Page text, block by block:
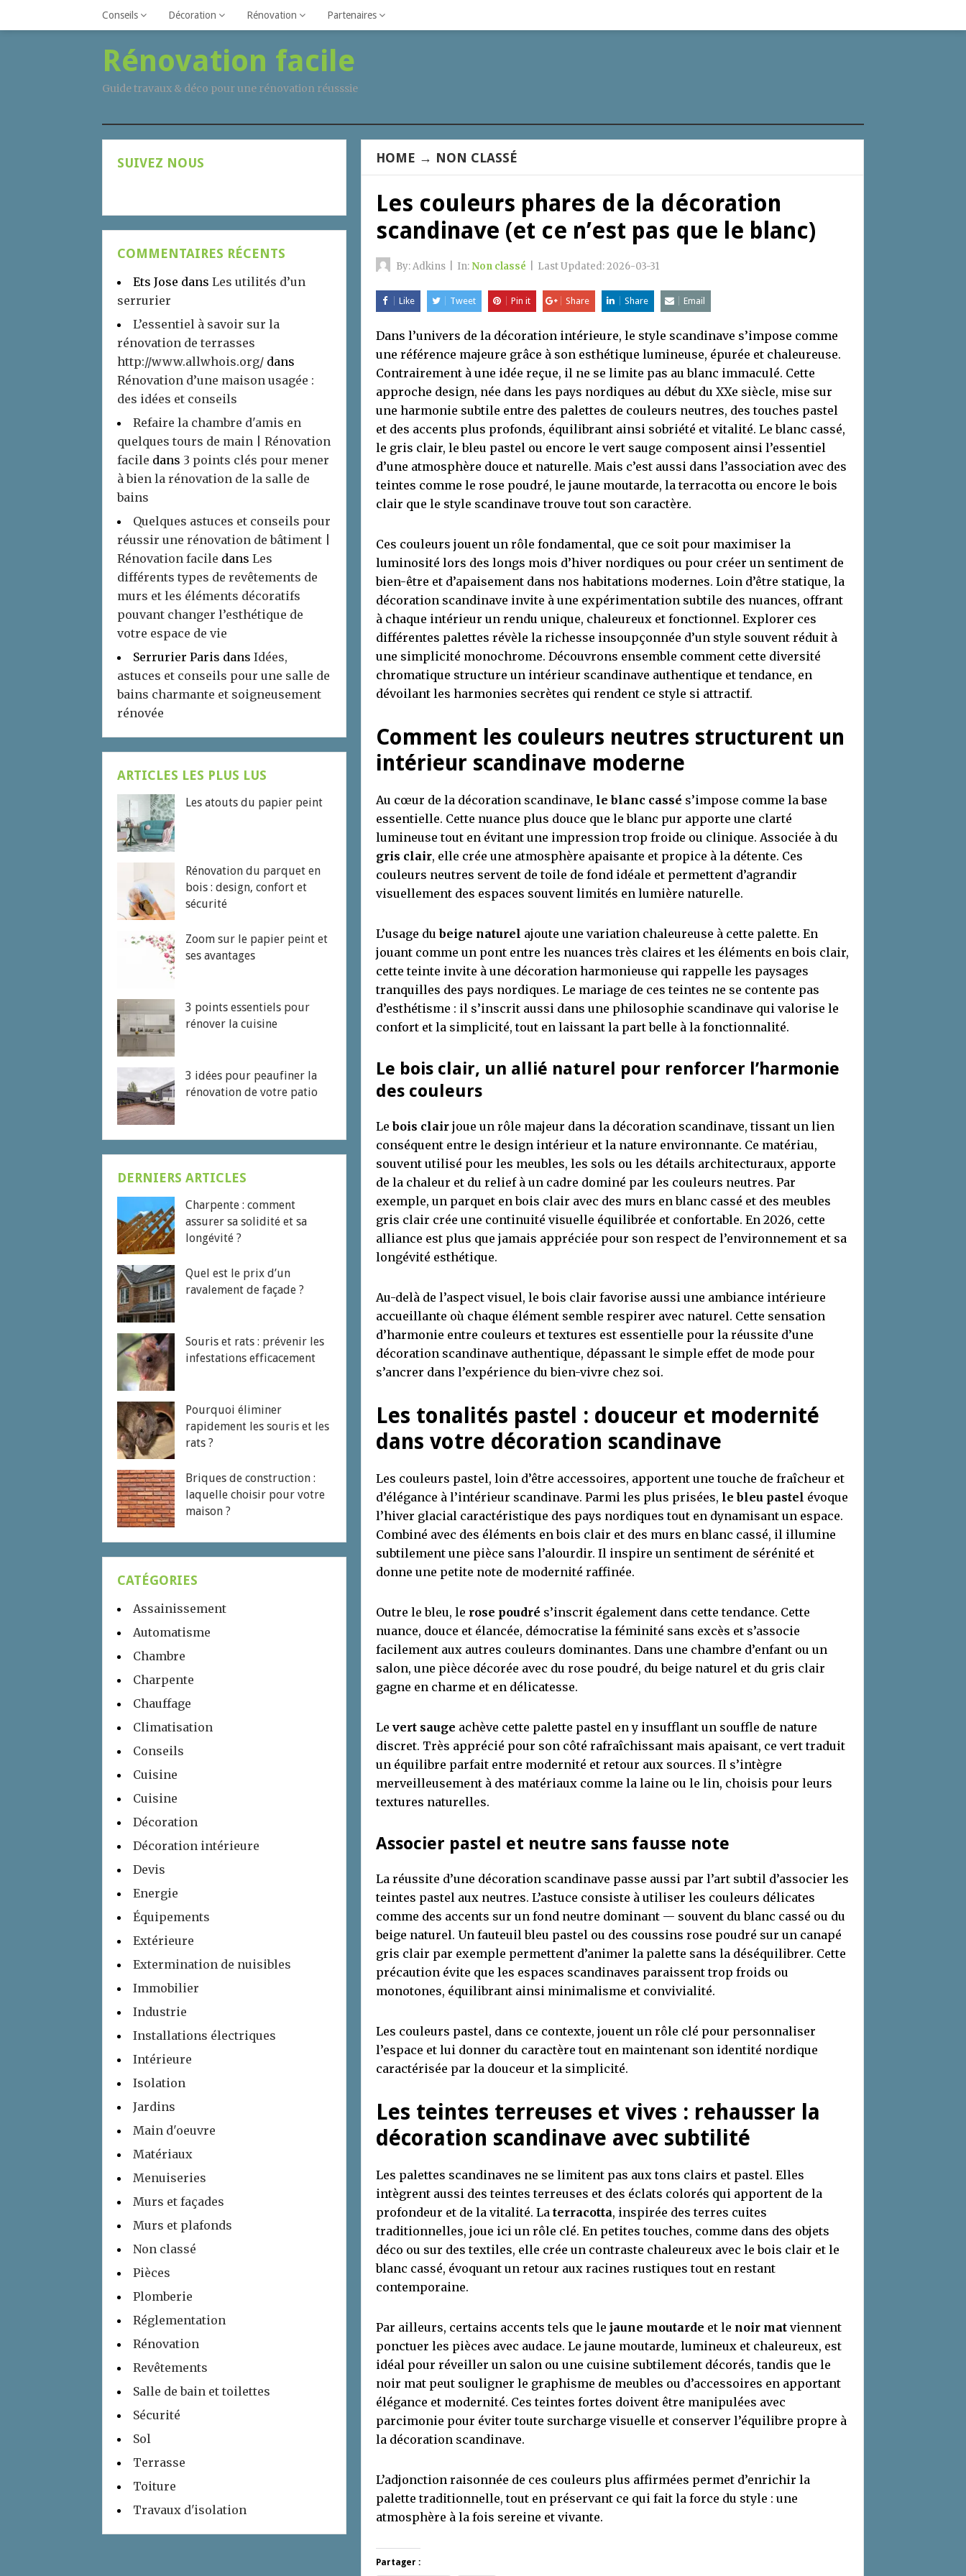
Conseils Décoration Rénovation Partenaires
Rénovation facile
Guide travaux & déco pour une rénovation réusssie
HOME → NON CLASSÉ
Les couleurs phares de la décoration
scandinave (et ce n’est pas que le blanc)
By:Adkins In:Non classé Last Updated:2026-03-31
Like Tweet Pin it Share Share Email
Dans l’univers de la décoration intérieure, le style scandinave s’impose comme
une référence majeure grâce à son esthétique lumineuse, épurée et chaleureuse.
Contrairement à une idée reçue, il ne se limite pas au blanc immaculé. Cette
approche design, née dans les pays nordiques au début du XXe siècle, mise sur
une harmonie subtile entre des palettes de couleurs neutres, des touches pastel
et des accents plus profonds, équilibrant ainsi sobriété et vitalité. Le blanc cassé,
le gris clair, le bleu pastel ou encore le vert sauge composent ainsi l’essentiel
d’une atmosphère douce et naturelle. Mais c’est aussi dans l’association avec des
teintes comme le rose poudré, le jaune moutarde, la terracotta ou encore le bois
clair que le style scandinave trouve tout son caractère.
Ces couleurs jouent un rôle fondamental, que ce soit pour maximiser la
luminosité lors des longs mois d’hiver nordiques ou pour créer un sentiment de
bien-être et d’apaisement dans nos habitations modernes. Loin d’être statique, la
décoration scandinave invite à une expérimentation subtile des nuances, offrant
à chaque intérieur un rendu unique, chaleureux et fonctionnel. Explorer ces
différentes palettes révèle la richesse insoupçonnée d’un style souvent réduit à
une simplicité monochrome. Découvrons ensemble comment cette diversité
chromatique structure un intérieur scandinave authentique et tendance, en
dévoilant les harmonies secrètes qui rendent ce style si attractif.
Comment les couleurs neutres structurent un
intérieur scandinave moderne
Au cœur de la décoration scandinave, le blanc cassé s’impose comme la base
essentielle. Cette nuance plus douce que le blanc pur apporte une clarté
lumineuse tout en évitant une impression trop froide ou clinique. Associée à du
gris clair, elle crée une atmosphère apaisante et propice à la détente. Ces
couleurs neutres servent de toile de fond idéale et permettent d’agrandir
visuellement des espaces souvent limités en lumière naturelle.
L’usage dubeige naturel ajoute une variation chaleureuse à cette palette. En
jouant comme un pont entre les nuances très claires et les éléments en bois clair,
cette teinte invite à une décoration harmonieuse qui rappelle les paysages
tranquilles des pays nordiques. Le mariage de ces teintes ne se contente pas
d’esthétisme : il s’inscrit aussi dans une philosophie scandinave qui valorise le
confort et la simplicité, tout en laissant la part belle à la fonctionnalité.
Le bois clair, un allié naturel pour renforcer l’harmonie
des couleurs
Lebois clair joue un rôle majeur dans la décoration scandinave, tissant un lien
conséquent entre le design intérieur et la nature environnante. Ce matériau,
souvent utilisé pour les meubles, les sols ou les détails architecturaux, apporte
de la chaleur et du relief à un cadre dominé par les couleurs neutres. Par
exemple, un parquet en bois clair avec des murs en blanc cassé et des meubles
gris clair crée une continuité visuelle équilibrée et confortable. En 2026, cette
alliance est plus que jamais appréciée pour son respect de l’environnement et sa
longévité esthétique.
Au-delà de l’aspect visuel, le bois clair favorise aussi une ambiance intérieure
accueillante où chaque élément semble respirer avec naturel. Cette sensation
d’harmonie entre couleurs et textures est essentielle pour la réussite d’une
décoration scandinave authentique, dépassant le simple effet de mode pour
s’ancrer dans l’expérience du bien-vivre chez soi.
Les tonalités pastel : douceur et modernité
dans votre décoration scandinave
Les couleurs pastel, loin d’être accessoires, apportent une touche de fraîcheur et
d’élégance à l’intérieur scandinave. Parmi les plus prisées, le bleu pastel évoque
l’hiver glacial caractéristique des pays nordiques tout en dynamisant un espace.
Combiné avec des éléments en bois clair et des murs en blanc cassé, il illumine
subtilement une pièce sans l’alourdir. Il inspire un sentiment de sérénité et
donne une petite note de modernité raffinée.
Outre le bleu, le rose poudré s’inscrit également dans cette tendance. Cette
nuance, douce et élancée, démocratise la féminité sans excès et s’associe
facilement aux autres couleurs dominantes. Dans une chambre d’enfant ou un
salon, une pièce décorée avec du rose poudré, du beige naturel et du gris clair
gagne en charme et en délicatesse.
Le vert sauge achève cette palette pastel en y insufflant un souffle de nature
discret. Très apprécié pour son côté rafraîchissant mais apaisant, ce vert traduit
un équilibre parfait entre modernité et retour aux sources. Il s’intègre
merveilleusement à des matériaux comme la laine ou le lin, choisis pour leurs
textures naturelles.
Associer pastel et neutre sans fausse note
La réussite d’une décoration scandinave passe aussi par l’art subtil d’associer les
teintes pastel aux neutres. L’astuce consiste à utiliser les couleurs délicates
comme des accents sur un fond neutre dominant — souvent du blanc cassé ou du
beige naturel. Un fauteuil bleu pastel ou des coussins rose poudré sur un canapé
gris clair par exemple permettent d’animer la palette sans la déséquilibrer. Cette
précaution évite que les espaces scandinaves paraissent trop froids ou
monotones, équilibrant ainsi minimalisme et convivialité.
Les couleurs pastel, dans ce contexte, jouent un rôle clé pour personnaliser
l’espace et lui donner du caractère tout en maintenant son identité nordique
caractérisée par la douceur et la simplicité.
Les teintes terreuses et vives : rehausser la
décoration scandinave avec subtilité
Les palettes scandinaves ne se limitent pas aux tons clairs et pastel. Elles
intègrent aussi des teintes terreuses et des éclats colorés qui apportent de la
profondeur et de la vitalité. La terracotta, inspirée des terres cuites
traditionnelles, joue ici un rôle clé. En petites touches, comme dans des objets
déco ou sur des textiles, elle crée un contraste chaleureux avec le bois clair et le
blanc cassé, évoquant un retour aux racines rustiques tout en restant
contemporaine.
Par ailleurs, certains accents tels que le jaune moutarde et le noir mat viennent
ponctuer les pièces avec audace. Le jaune moutarde, lumineux et chaleureux, est
idéal pour réveiller un salon ou une cuisine subtilement décorés, tandis que le
noir mat peut souligner le graphisme de meubles ou d’accessoires en apportant
élégance et modernité. Ces teintes fortes doivent être manipulées avec
parcimonie pour éviter toute surcharge visuelle et conserver l’équilibre propre à
la décoration scandinave.
L’adjonction raisonnée de ces couleurs plus affirmées permet d’enrichir la
palette traditionnelle, tout en préservant ce qui fait la force du style : une
atmosphère à la fois sereine et vivante.
Partager :
SUIVEZ NOUS
COMMENTAIRES RÉCENTS
Ets Jose dans Les utilités d’un
serrurier
L’essentiel à savoir sur la
rénovation de terrasses
http://www.allwhois.org/ dans
Rénovation d’une maison usagée :
des idées et conseils
Refaire la chambre d'amis en
quelques tours de main | Rénovation
facile dans 3 points clés pour mener
à bien la rénovation de la salle de
bains
Quelques astuces et conseils pour
réussir une rénovation de bâtiment |
Rénovation facile dans Les
différents types de revêtements de
murs et les éléments décoratifs
pouvant changer l’esthétique de
votre espace de vie
Serrurier Paris dans Idées,
astuces et conseils pour une salle de
bains charmante et soigneusement
rénovée
ARTICLES LES PLUS LUS
Les atouts du papier peint
Rénovation du parquet en
bois : design, confort et
sécurité
Zoom sur le papier peint et
ses avantages
3 points essentiels pour
rénover la cuisine
3 idées pour peaufiner la
rénovation de votre patio
DERNIERS ARTICLES
Charpente : comment
assurer sa solidité et sa
longévité ?
Quel est le prix d’un
ravalement de façade ?
Souris et rats : prévenir les
infestations efficacement
Pourquoi éliminer
rapidement les souris et les
rats ?
Briques de construction :
laquelle choisir pour votre
maison ?
CATÉGORIES
Assainissement
Automatisme
Chambre
Charpente
Chauffage
Climatisation
Conseils
Cuisine
Cuisine
Décoration
Décoration intérieure
Devis
Energie
Équipements
Extérieure
Extermination de nuisibles
Immobilier
Industrie
Installations électriques
Intérieure
Isolation
Jardins
Main d'oeuvre
Matériaux
Menuiseries
Murs et façades
Murs et plafonds
Non classé
Pièces
Plomberie
Réglementation
Rénovation
Revêtements
Salle de bain et toilettes
Sécurité
Sol
Terrasse
Toiture
Travaux d'isolation